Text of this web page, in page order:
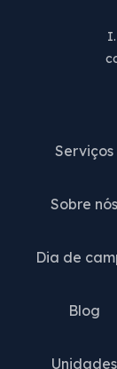
Serviços
Sobre nós
Dia de
Blog
Unidades